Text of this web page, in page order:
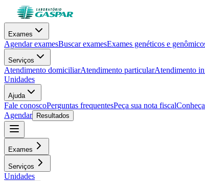
Exames
Agendar examesBuscar examesExames genéticos e
Serviços
Atendimento domiciliarAtendimento particularAtendimento
Unidades
Ajuda
Fale conoscoPerguntas frequentesPeça sua nota fiscal
Agendar
Resultados
Exames
Serviços
Unidades